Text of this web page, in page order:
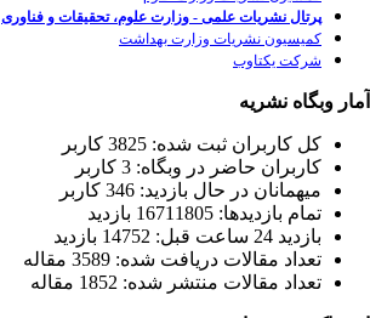
پرتال نشریات علمی - وزارت علوم، تحقیقات و فناوری
کمیسیون نشریات وزارت بهداشت
شرکت یکتاوب
آمار وبگاه نشریه
كل کاربران ثبت شده: 3825 کاربر
کاربران حاضر در وبگاه: 3 کاربر
ميهمانان در حال بازديد: 346 کاربر
تمام بازديد‌ها: 16711805 بازدید
بازديد 24 ساعت قبل: 14752 بازدید
تعداد مقالات دریافت شده: 3589 مقاله
تعداد مقالات منتشر شده: 1852 مقاله